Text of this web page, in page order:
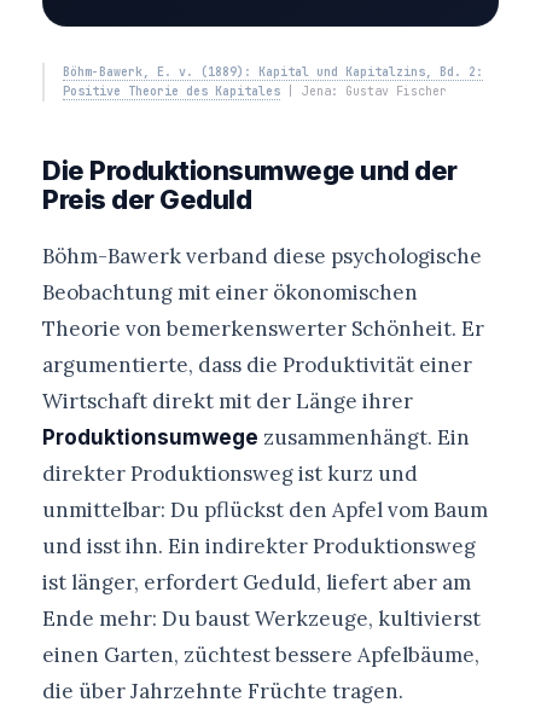
Böhm-Bawerk, E. v. (1889): Kapital und Kapitalzins, Bd. 2:
Positive Theorie des Kapitales | Jena: Gustav Fischer
Die Produktionsumwege und der
Preis der Geduld
Böhm-Bawerk verband diese psychologische
Beobachtung mit einer ökonomischen
Theorie von bemerkenswerter Schönheit. Er
argumentierte, dass die Produktivität einer
Wirtschaft direkt mit der Länge ihrer
Produktionsumwege zusammenhängt. Ein
direkter Produktionsweg ist kurz und
unmittelbar: Du pflückst den Apfel vom Baum
und isst ihn. Ein indirekter Produktionsweg
ist länger, erfordert Geduld, liefert aber am
Ende mehr: Du baust Werkzeuge, kultivierst
einen Garten, züchtest bessere Apfelbäume,
die über Jahrzehnte Früchte tragen.